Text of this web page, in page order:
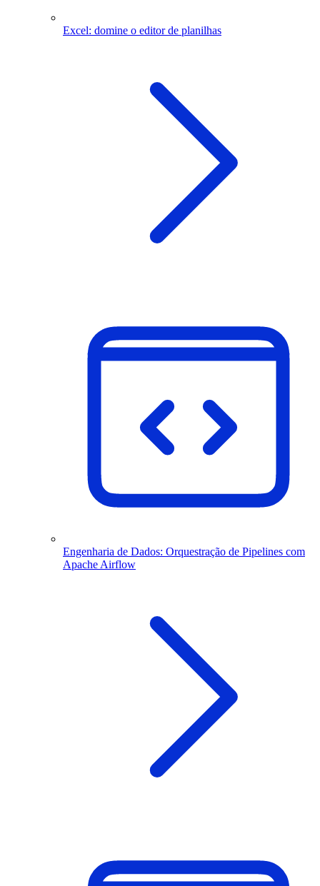
Excel: domine o editor de planilhas
Engenharia de Dados: Orquestração de Pipelines com
Apache Airflow